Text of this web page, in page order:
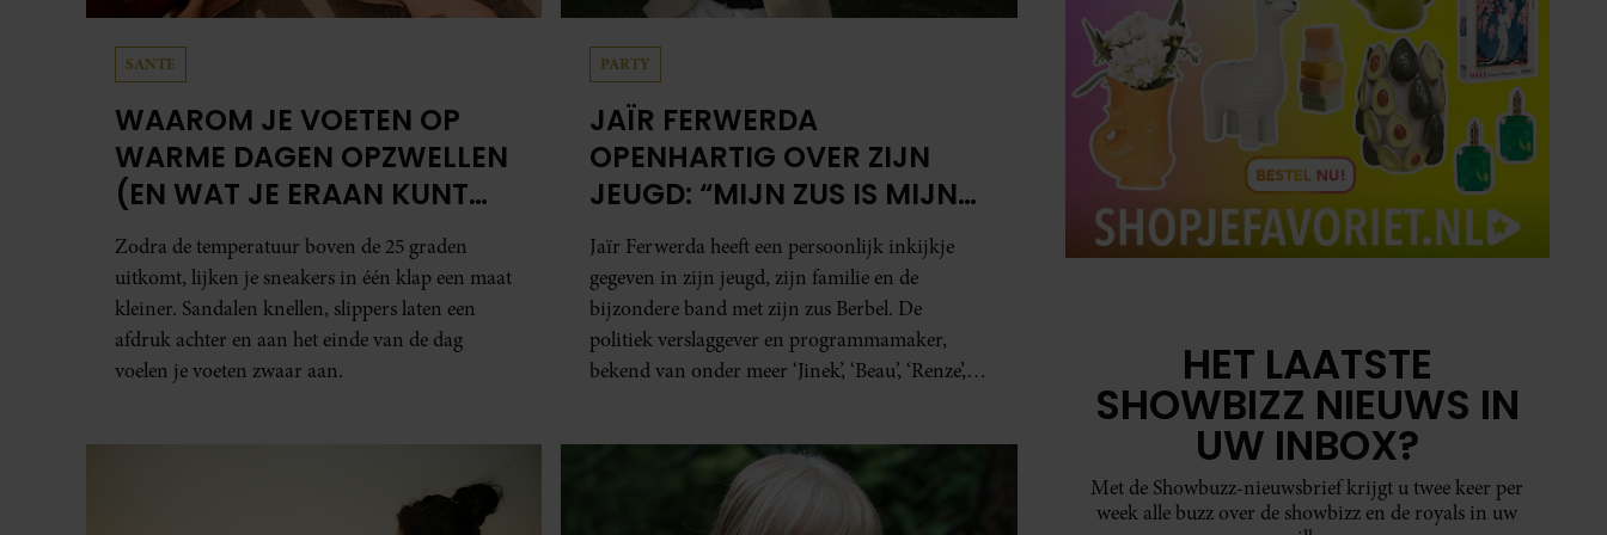
SANTE
WAAROM JE VOETEN OP
WARME DAGEN OPZWELLEN
(EN WAT JE ERAAN KUNT
DOEN)
Zodra de temperatuur boven de 25 graden
uitkomt, lijken je sneakers in één klap een maat
kleiner. Sandalen knellen, slippers laten een
afdruk achter en aan het einde van de dag
voelen je voeten zwaar aan.
PARTY
JAÏR FERWERDA
OPENHARTIG OVER ZIJN
JEUGD: “MIJN ZUS IS MIJN
MORELE KOMPAS”
Jaïr Ferwerda heeft een persoonlijk inkijkje
gegeven in zijn jeugd, zijn familie en de
bijzondere band met zijn zus Berbel. De
politiek verslaggever en programmamaker,
bekend van onder meer ‘Jinek’, ‘Beau’, ‘Renze’,
carrière. Nog altijd kan hij voor advies bij zijn
HET LAATSTE
SHOWBIZZ NIEUWS IN
UW INBOX?
Met de Showbuzz-nieuwsbrief krijgt u twee keer per
week alle buzz over de showbizz en de royals in uw